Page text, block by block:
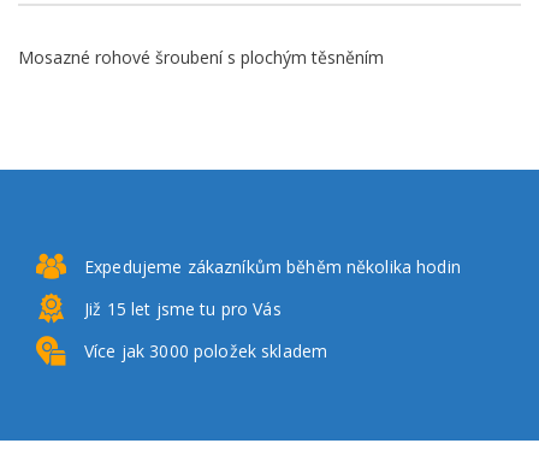
Mosazné rohové šroubení s plochým těsněním
Expedujeme zákazníkům běhěm několika hodin
Již 15 let jsme tu pro Vás
Více jak 3000 položek skladem